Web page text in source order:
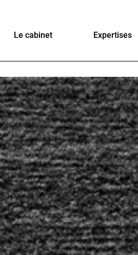
Le cabinet Expertises